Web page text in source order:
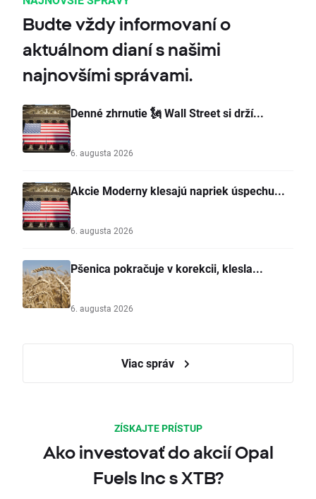
Budte vždy informovaní o
aktuálnom dianí s našimi
najnovšími správami.
Denné zhrnutie 🗽 Wall Street si drží...
6. augusta 2026
Akcie Moderny klesajú napriek úspechu...
6. augusta 2026
Pšenica pokračuje v korekcii, klesla...
6. augusta 2026
Viac správ
ZÍSKAJTE PRÍSTUP
Ako investovať do akcií Opal
Fuels Inc s XTB?